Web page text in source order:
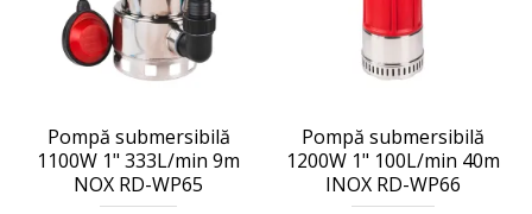
Pompă submersibilă
1100W 1" 333L/min 9m
NOX RD-WP65
Pompă submersibilă
1200W 1" 100L/min 40m
INOX RD-WP66